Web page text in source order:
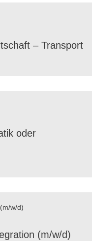
– Transport
oder
(m/​w/​d)